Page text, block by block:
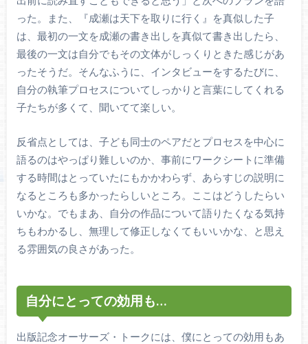
った。また、『成瀬は天下を取りに行く』を真似した子
は、最初の一文を成瀬の書き出しを真似て書き出したら、
最後の一文は自分でもその文体がしっくりときた感じがあ
ったそうだ。そんなふうに、インタビューをするたびに、
自分の執筆プロセスについてしっかりと言葉にしてくれる
子たちが多くて、聞いてて楽しい。
反省点としては、子ども同士のペアだとプロセスを中心に
語るのはやっぱり難しいのか、事前にワークシートに準備
する時間はとっていたにもかかわらず、あらすじの説明に
なるところも多かったらしいところ。ここはどうしたらい
いかな。でもまあ、自分の作品について語りたくなる気持
ちもわかるし、無理して修正しなくてもいいかな、と思え
る雰囲気の良さがあった。
自分にとっての効用も…
出版記念オーサーズ・トークには、僕にとっての効用もあ